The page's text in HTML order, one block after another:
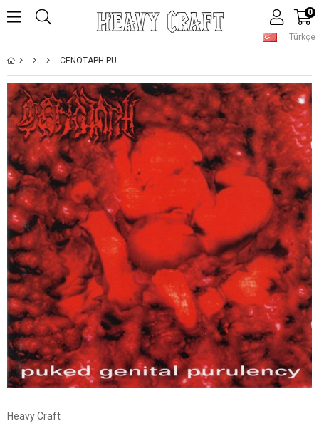
Türkçe
0
CENOTAPH PUKED GENITAL PURULENCY CD
Heavy Craft